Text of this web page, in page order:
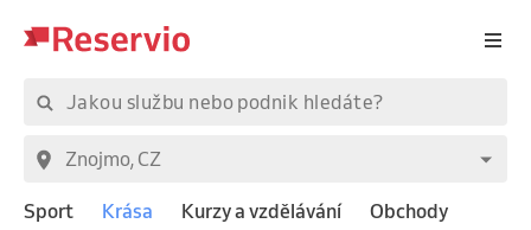
Sport Krása Kurzy a vzdělávání Obchody